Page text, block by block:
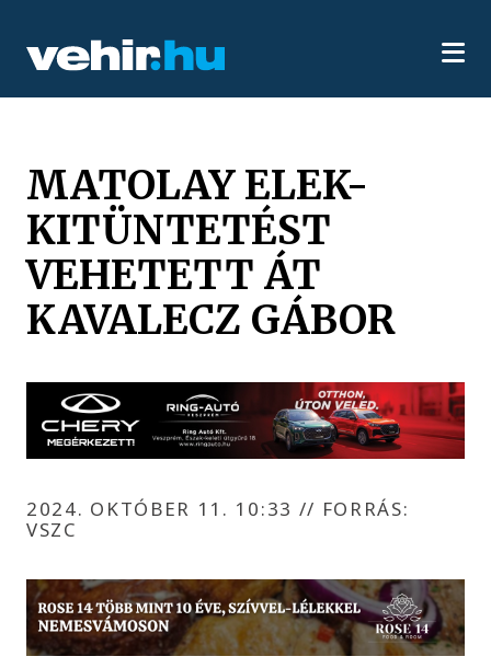
MATOLAY ELEK-
KITÜNTETÉST
VEHETETT ÁT
KAVALECZ GÁBOR
2024. OKTÓBER 11. 10:33 // FORRÁS:
VSZC